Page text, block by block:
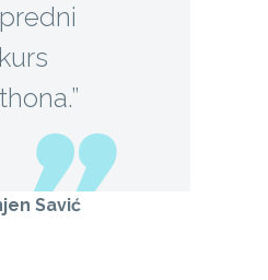
kurs
Savić